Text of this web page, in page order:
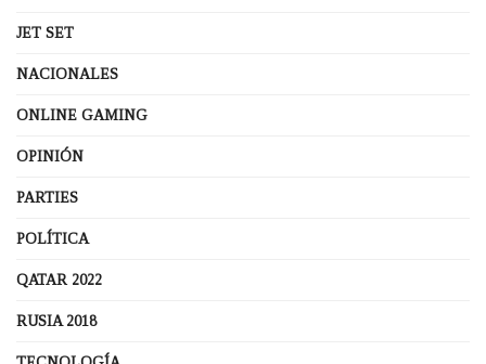
JET SET
NACIONALES
ONLINE GAMING
OPINIÓN
PARTIES
POLÍTICA
QATAR 2022
RUSIA 2018